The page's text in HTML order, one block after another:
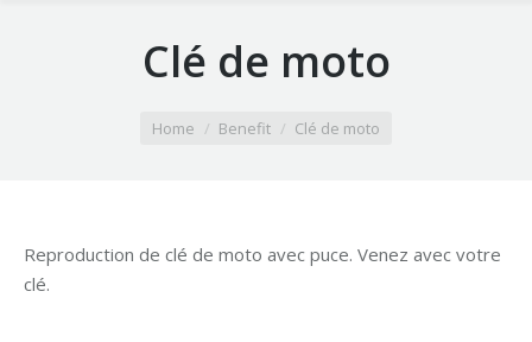
Clé de moto
Home Benefit Clé de moto
Reproduction de clé de moto avec puce. Venez avec votre
clé.